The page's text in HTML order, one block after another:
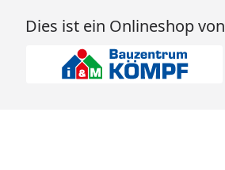
Dies ist ein Onlineshop von